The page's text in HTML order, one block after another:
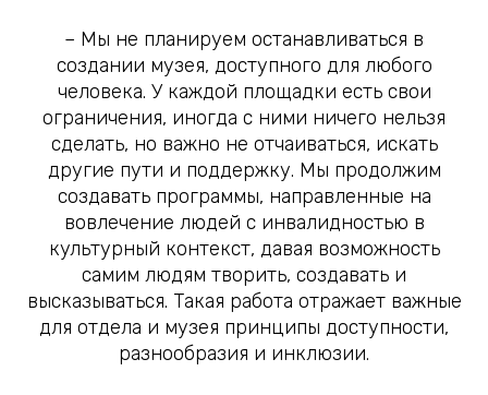
– Мы не планируем останавливаться в
создании музея, доступного для любого
человека. У каждой площадки есть свои
ограничения, иногда с ними ничего нельзя
сделать, но важно не отчаиваться, искать
другие пути и поддержку. Мы продолжим
создавать программы, направленные на
вовлечение людей с инвалидностью в
культурный контекст, давая возможность
самим людям творить, создавать и
высказываться. Такая работа отражает важные
для отдела и музея принципы доступности,
разнообразия и инклюзии.